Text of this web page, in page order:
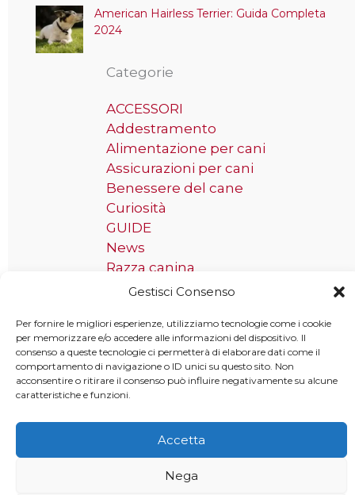
Gestisci Consenso
Per fornire le migliori esperienze, utilizziamo tecnologie come i cookie
per memorizzare e/o accedere alle informazioni del dispositivo. Il
consenso a queste tecnologie ci permetterà di elaborare dati come il
comportamento di navigazione o ID unici su questo sito. Non
acconsentire o ritirare il consenso può influire negativamente su alcune
caratteristiche e funzioni.
Accetta
Nega
American Hairless Terrier: Guida Completa
2024
Categorie
ACCESSORI
Addestramento
Alimentazione per cani
Assicurazioni per cani
Benessere del cane
Curiosità
GUIDE
News
Razza canina
Taglia grande
Copyright © 2025 MondoCane.Top - Tutti i diritti sono
riservati